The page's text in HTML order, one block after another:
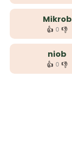
Mikrob
👍 0 👎
niob
👍 0 👎